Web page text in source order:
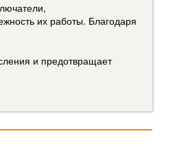
их работы. Благодаря
и предотвращает